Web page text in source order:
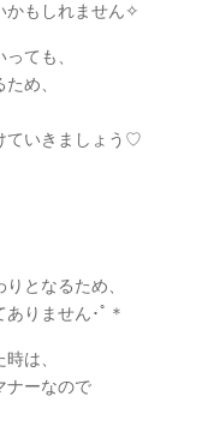
かもしれません✧
ても、
め、
ていきましょう♡
となるため、
りません･ﾟ＊
は、
ナーなので